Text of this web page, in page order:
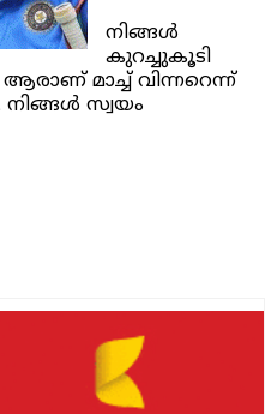
നിങ്ങള്‍
കുറച്ചുകൂടി
ആരാണ് മാച്ച് വിന്നറെന്ന്
നിങ്ങൾ സ്വയം